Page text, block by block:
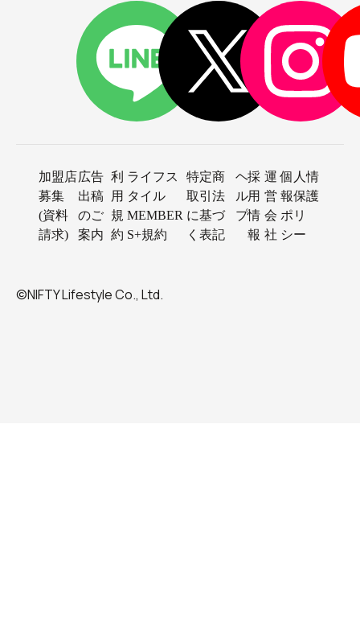
加盟店
募集
(資料
請求)
広告
出稿
のご
案内
利
用
規
約
ライフス
タイル
MEMBER
S+規約
特定商
取引法
に基づ
く表記
ヘ
ル
プ
採
用
情
報
運
営
会
社
個人情
報保護
ポリ
シー
©NIFTY Lifestyle Co., Ltd.